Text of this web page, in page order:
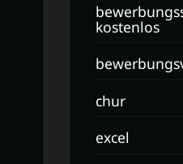
kostenlos
chur
excel